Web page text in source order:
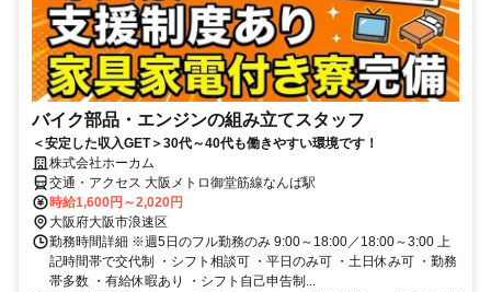
バイク部品・エンジンの組み立てスタッフ
＜安定した収入GET＞30代～40代も働きやすい環境です！
株式会社ホーカム
交通・アクセス 大阪メトロ御堂筋線なんば駅
時給1,600円～2,020円
大阪府大阪市浪速区
勤務時間詳細 ※週5日のフル勤務のみ 9:00～18:00／18:00～3:00 上
記時間帯で交代制 ・シフト相談可 ・平日のみ可 ・土日休み可 ・勤務
帯多数 ・有給休暇あり ・シフト自己申告制...